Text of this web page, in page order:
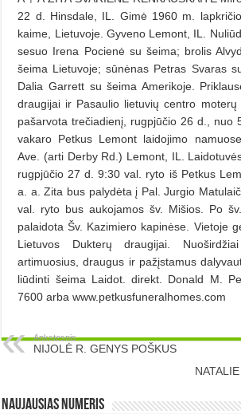
22 d. Hinsdale, IL. Gimė 1960 m.
kaime, Lietuvoje. Gyveno Lemont, IL.
sesuo Irena Pocienė su šeima; brolis
šeima Lietuvoje; sūnėnas Petras Svaras
Dalia Garrett su šeima Amerikoje.
draugijai ir Pasaulio lietuvių centro moterų
pašarvota trečiadienį, rugpjūčio 26 d., nuo
vakaro Petkus Lemont laidojimo
Ave. (arti Derby Rd.) Lemont, IL.
rugpjūčio 27 d. 9:30 val. ryto iš Petkus
a. a. Zita bus palydėta į Pal. Jurgio
val. ryto bus aukojamos šv. Mišios. Po
palaidota Šv. Kazimiero kapinėse. Vietoje
Lietuvos Dukterų draugijai.
artimuosius, draugus ir pažįstamus
liūdinti šeima Laidot. direkt. Donald M.
7600 arba www.petkusfuneralhomes.com
Ankstesnis
NIJOLĖ R. GENYS POŠKUS
Naujausias numeris